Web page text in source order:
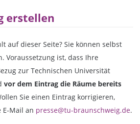
erstellen
auf dieser Seite? Sie können selbst
Voraussetzung ist, dass Ihre
zur Technischen Universität
vor dem Eintrag die Räume bereits
Sie einen Eintrag korrigieren,
E-Mail an presse@tu-braunschweig.de.